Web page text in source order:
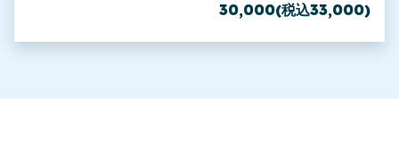
30,000(税込33,000)